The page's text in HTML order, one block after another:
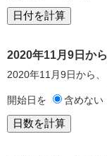
2020年11月9日か
2020年11月9日から、
開始日を 含めない